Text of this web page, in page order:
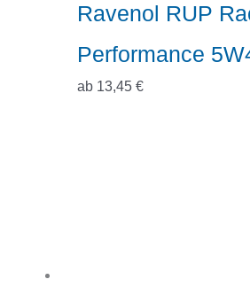
Ravenol RUP
Performance
ab 13,45 €